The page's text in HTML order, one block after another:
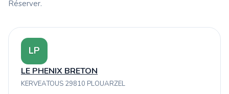
Réserver.
LP
LE PHENIX BRETON
KERVEATOUS 29810 PLOUARZEL